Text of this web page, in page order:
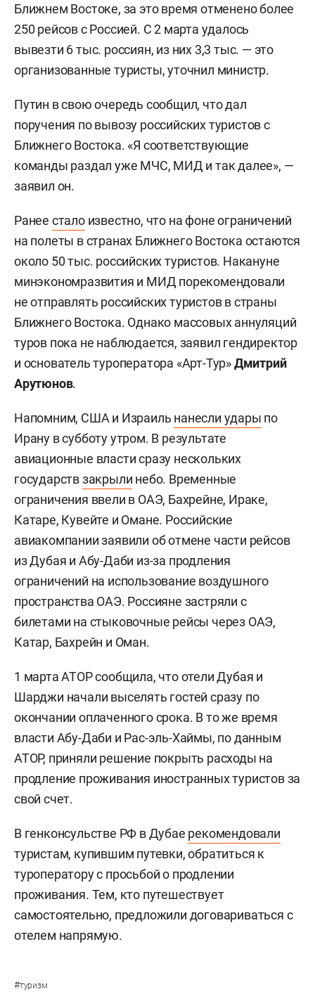
Ближнем Востоке, за это время отменено более
250 рейсов с Россией. С 2 марта удалось
вывезти 6 тыс. россиян, из них 3,3 тыс. — это
организованные туристы, уточнил министр.
Путин в свою очередь сообщил, что дал
поручения по вывозу российских туристов с
Ближнего Востока. «Я соответствующие
команды раздал уже МЧС, МИД и так далее», —
заявил он.
Ранее сталоизвестно, что на фоне ограничений
на полеты в странах Ближнего Востока остаются
около 50 тыс. российских туристов. Накануне
минэкономразвития и МИД порекомендовали
не отправлять российских туристов в страны
Ближнего Востока. Однако массовых аннуляций
туров пока не наблюдается, заявил гендиректор
и основатель туроператора «Арт-Тур»Дмитрий
Арутюнов.
Напомним, США и Израиль нанесли удары по
Ирану в субботу утром. В результате
авиационные власти сразу нескольких
государствзакрыли небо. Временные
ограничения ввели в ОАЭ, Бахрейне, Ираке,
Катаре, Кувейте и Омане. Российские
авиакомпании заявили об отмене части рейсов
из Дубая и Абу-Даби из-за продления
ограничений на использование воздушного
пространства ОАЭ. Россияне застряли с
билетами на стыковочные рейсы через ОАЭ,
Катар, Бахрейн и Оман.
1 марта АТОР сообщила, что отели Дубая и
Шарджи начали выселять гостей сразу по
окончании оплаченного срока. В то же время
власти Абу-Даби и Рас-эль-Хаймы, по данным
АТОР, приняли решение покрыть расходы на
продление проживания иностранных туристов за
свой счет.
В генконсульстве РФ в Дубае рекомендовали
туристам, купившим путевки, обратиться к
туроператору с просьбой о продлении
проживания. Тем, кто путешествует
самостоятельно, предложили договариваться с
отелем напрямую.
#туризм